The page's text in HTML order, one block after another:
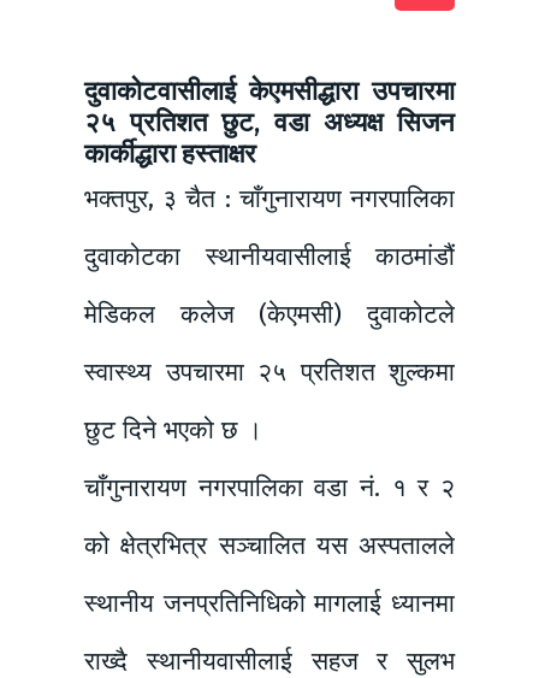
दुवाकोटवासीलाई केएमसीद्धारा उपचारमा
२५ प्रतिशत छुट, वडा अध्यक्ष सिजन
कार्कीद्धारा हस्ताक्षर
भक्तपुर, ३ चैत : चाँगुनारायण नगरपालिका
दुवाकोटका स्थानीयवासीलाई काठमांडौं
मेडिकल कलेज (केएमसी) दुवाकोटले
स्वास्थ्य उपचारमा २५ प्रतिशत शुल्कमा
छुट दिने भएको छ ।
चाँगुनारायण नगरपालिका वडा नं. १ र २
को क्षेत्रभित्र सञ्चालित यस अस्पतालले
स्थानीय जनप्रतिनिधिको मागलाई ध्यानमा
राख्दै स्थानीयवासीलाई सहज र सुलभ